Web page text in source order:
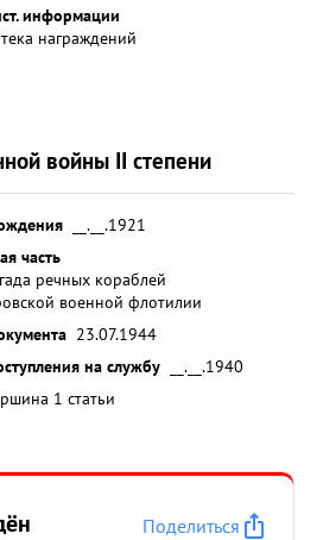
информации
награждений
войны II степени
__.__.1921
часть
речных кораблей
военной флотилии
23.07.1944
на службу
__.__.1940
1 статьи
Поделиться